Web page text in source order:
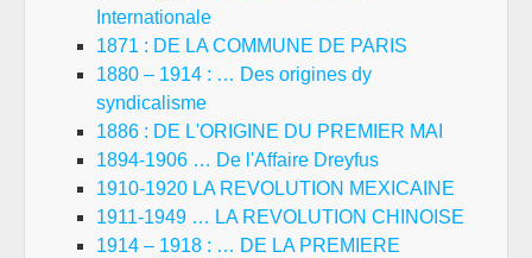
Internationale
1871 : DE LA COMMUNE DE PARIS
1880 – 1914 : … Des origines dy
syndicalisme
1886 : DE L'ORIGINE DU PREMIER MAI
1894-1906 … De l'Affaire Dreyfus
1910-1920 LA REVOLUTION MEXICAINE
1911-1949 … LA REVOLUTION CHINOISE
1914 – 1918 : … DE LA PREMIERE